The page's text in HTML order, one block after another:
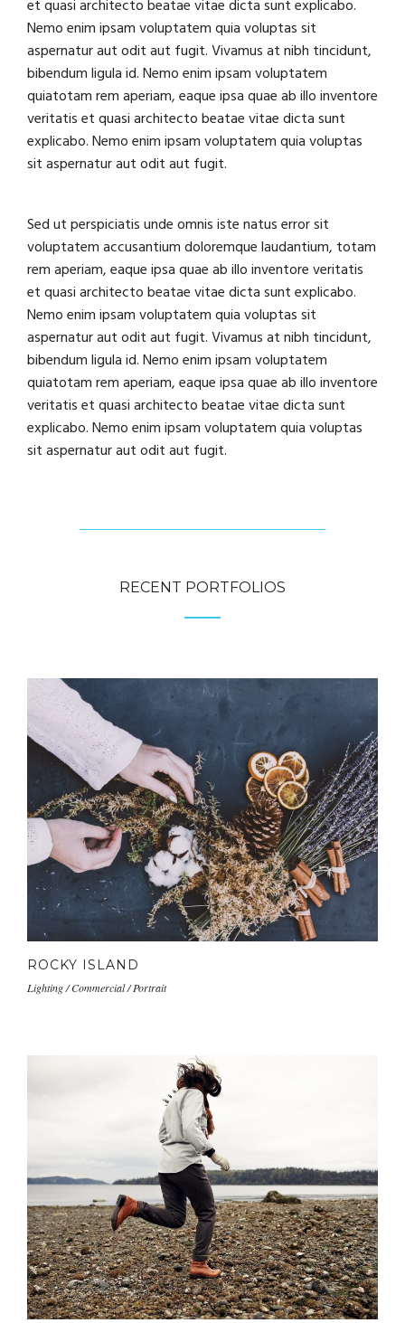
et quasi architecto beatae vitae dicta sunt explicabo.
Nemo enim ipsam voluptatem quia voluptas sit
aspernatur aut odit aut fugit. Vivamus at nibh tincidunt,
bibendum ligula id. Nemo enim ipsam voluptatem
quiatotam rem aperiam, eaque ipsa quae ab illo inventore
veritatis et quasi architecto beatae vitae dicta sunt
explicabo. Nemo enim ipsam voluptatem quia voluptas
sit aspernatur aut odit aut fugit.
Sed ut perspiciatis unde omnis iste natus error sit
voluptatem accusantium doloremque laudantium, totam
rem aperiam, eaque ipsa quae ab illo inventore veritatis
et quasi architecto beatae vitae dicta sunt explicabo.
Nemo enim ipsam voluptatem quia voluptas sit
aspernatur aut odit aut fugit. Vivamus at nibh tincidunt,
bibendum ligula id. Nemo enim ipsam voluptatem
quiatotam rem aperiam, eaque ipsa quae ab illo inventore
veritatis et quasi architecto beatae vitae dicta sunt
explicabo. Nemo enim ipsam voluptatem quia voluptas
sit aspernatur aut odit aut fugit.
RECENT PORTFOLIOS
ROCKY ISLAND
Lighting / Commercial / Portrait